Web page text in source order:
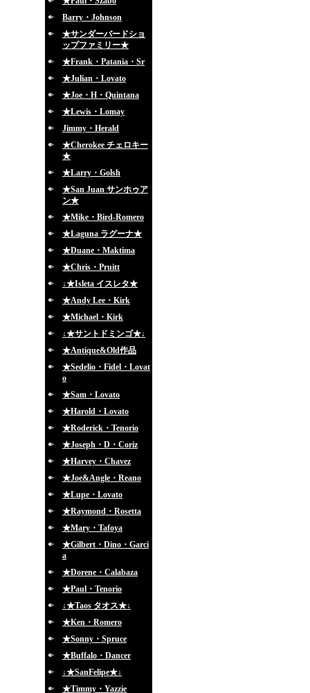
Barry・Johnson
★サンダーバードショ
ップファミリー★
★Frank・Patania・Sr
★Julian・Lovato
★Joe・H・Quintana
★Lewis・Lomay
Jimmy・Herald
★Cherokee チェロキー
★
★Larry・Golsh
★San Juan サンホゥア
ン★
★Mike・Bird-Romero
★Laguna ラグーナ★
★Duane・Maktima
★Chris・Pruitt
↓★Isleta イスレタ★
★Andy Lee・Kirk
★Michael・Kirk
↓★サントドミンゴ★↓
★Antique&Old作品
★Sedelio・Fidel・Lovat
o
★Sam・Lovato
★Harold・Lovato
★Roderick・Tenorio
★Joseph・D・Coriz
★Harvey・Chavez
★Joe&Angle・Reano
★Lupe・Lovato
★Raymond・Rosetta
★Mary・Tafoya
★Gilbert・Dino・Garci
a
★Dorene・Calabaza
★Paul・Tenorio
↓★Taos タオス★↓
★Ken・Romero
★Sonny・Spruce
★Buffalo・Dancer
↓★SanFelipe★↓
★Timmy・Yazzie